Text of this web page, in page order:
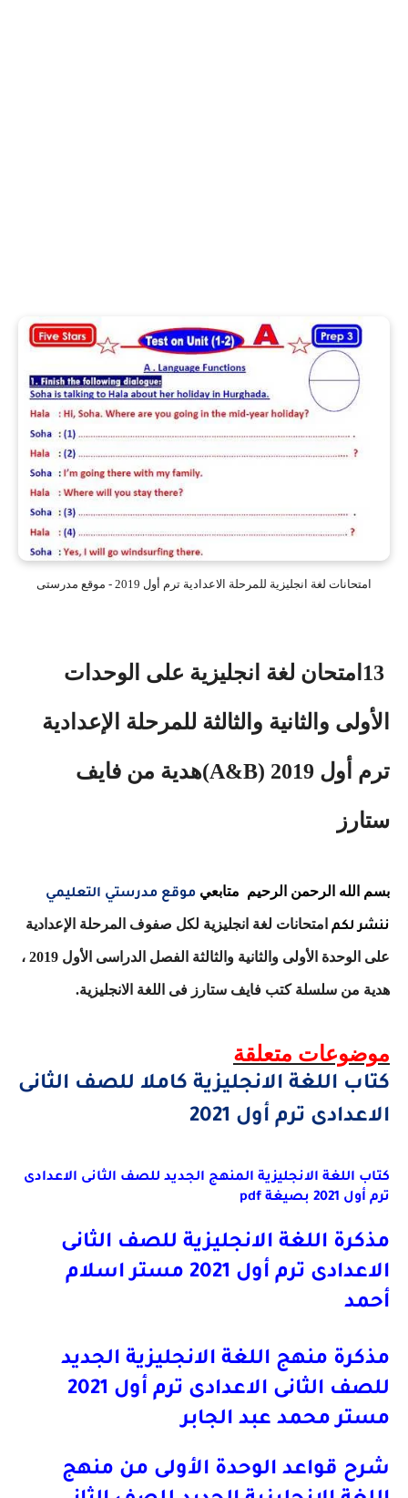
امتحانات لغة انجليزية للمرحلة الاعدادية ترم أول 2019 - موقع مدرستى
13امتحان لغة انجليزية على الوحدات
الأولى والثانية والثالثة للمرحلة الإعدادية
ترم أول 2019 (A&B)هدية من فايف
ستارز
بسم الله الرحمن الرحيم متابعي موقع مدرستي التعليمي
ننشر لكم امتحانات لغة انجليزية لكل صفوف المرحلة الإعدادية
على الوحدة الأولى والثانية والثالثة الفصل الدراسى الأول 2019 ،
هدية من سلسلة كتب فايف ستارز فى اللغة الانجليزية.
موضوعات متعلقة
كتاب اللغة الانجليزية كاملا للصف الثانى
الاعدادى ترم أول 2021
كتاب اللغة الانجليزية المنهج الجديد للصف الثانى الاعدادى
ترم أول 2021 بصيغة
pdf
مذكرة اللغة الانجليزية للصف الثانى
الاعدادى ترم أول 2021 مستر اسلام
أحمد
مذكرة منهج اللغة الانجليزية الجديد
للصف الثانى الاعدادى ترم أول 2021
مستر محمد عبد الجابر
شرح قواعد الوحدة الأولى من منهج